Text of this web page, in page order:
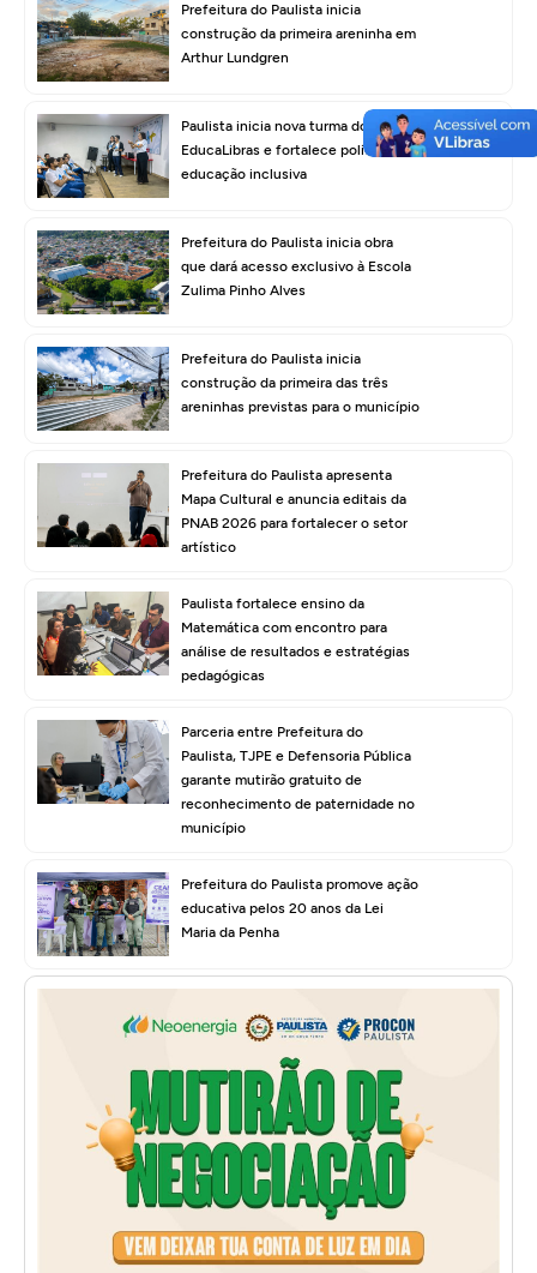
Prefeitura do Paulista inicia
construção da primeira areninha em
Arthur Lundgren
Paulista inicia nova turma do
EducaLibras e fortalece política de
educação inclusiva
Prefeitura do Paulista inicia obra
que dará acesso exclusivo à Escola
Zulima Pinho Alves
Prefeitura do Paulista inicia
construção da primeira das três
areninhas previstas para o município
Prefeitura do Paulista apresenta
Mapa Cultural e anuncia editais da
PNAB 2026 para fortalecer o setor
artístico
Paulista fortalece ensino da
Matemática com encontro para
análise de resultados e estratégias
pedagógicas
Parceria entre Prefeitura do
Paulista, TJPE e Defensoria Pública
garante mutirão gratuito de
reconhecimento de paternidade no
município
Prefeitura do Paulista promove ação
educativa pelos 20 anos da Lei
Maria da Penha